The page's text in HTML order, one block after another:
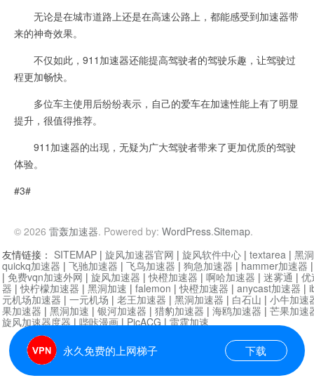
无论是在城市道路上还是在高速公路上，都能感受到加速器带
来的神奇效果。
不仅如此，911加速器还能提高驾驶者的驾驶乐趣，让驾驶过
程更加畅快。
多位车主使用后纷纷表示，自己的爱车在加速性能上有了明显
提升，很值得推荐。
911加速器的出现，无疑为广大驾驶者带来了更加优质的驾驶
体验。
#3#
© 2026 雷轰加速器. Powered by: WordPress.Sitemap.
永久免费的上网梯子 下载
友情链接： SITEMAP | 旋风加速器官网 | 旋风软件中心 | textarea | 黑
quickq加速器 | 飞驰加速器 | 飞鸟加速器 | 狗急加速器 | hammer加速器
| 免费vqn加速外网 | 旋风加速器 |快橙加速器 | 啊哈加速器 | 迷雾通 | 优
器 |快柠檬加速器 | 黑洞加速 | falemon |快橙加速器 | anycast加速器 |
元机场加速器 | 一元机场 | 老王加速器 | 黑洞加速器 | 白石山 | 小牛加速
果加速器 | 黑洞加速 | 银河加速器 | 猎豹加速器 | 海鸥加速器 | 芒果加速
旋风加速器度器|哔咔漫画|PicACG|雷霆加速